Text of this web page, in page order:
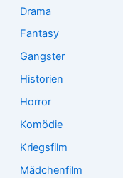
Drama
Fantasy
Gangster
Historien
Horror
Komödie
Kriegsfilm
Mädchenfilm